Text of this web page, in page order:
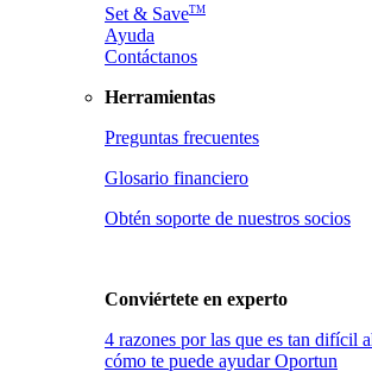
Set & SaveTM
Ayuda
Contáctanos
Herramientas
Preguntas frecuentes
Glosario financiero
Obtén soporte de nuestros socios
Conviértete en experto
4 razones por las que es tan difícil
cómo te puede ayudar Oportun